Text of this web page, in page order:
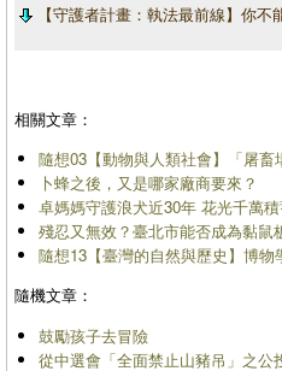
【守護者計畫：執法最前線】你不
相關文章：
隨想03【動物與人類社會】「屠畜
卜蜂之後，又是哪家廠商要來？
卓媽媽守護浪犬近30年 花光千萬
殘忍又無效？臺北市能否成為黏鼠
隨想13【臺灣的自然與歷史】博物
隨機文章：
鼓勵孩子去冒險
從中選會「全面禁止山豬吊」之